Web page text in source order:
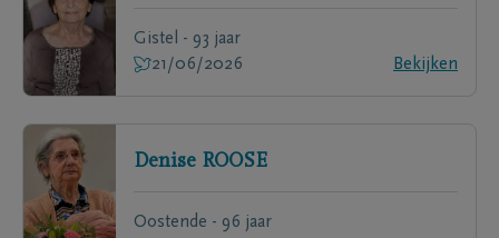
Gistel - 93 jaar
21/06/2026
Bekijken
Denise ROOSE
Oostende - 96 jaar